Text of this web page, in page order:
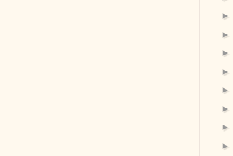
►
►
►
►
►
►
►
►